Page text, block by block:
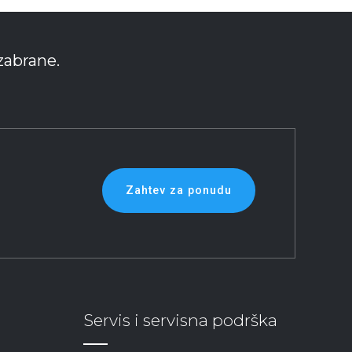
Zahtev za ponudu
Servis i servisna podrška